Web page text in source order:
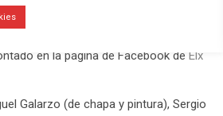
conocido el trabajo que se hace
en la página de Facebook de Elx
Galarzo (de chapa y pintura), Sergio